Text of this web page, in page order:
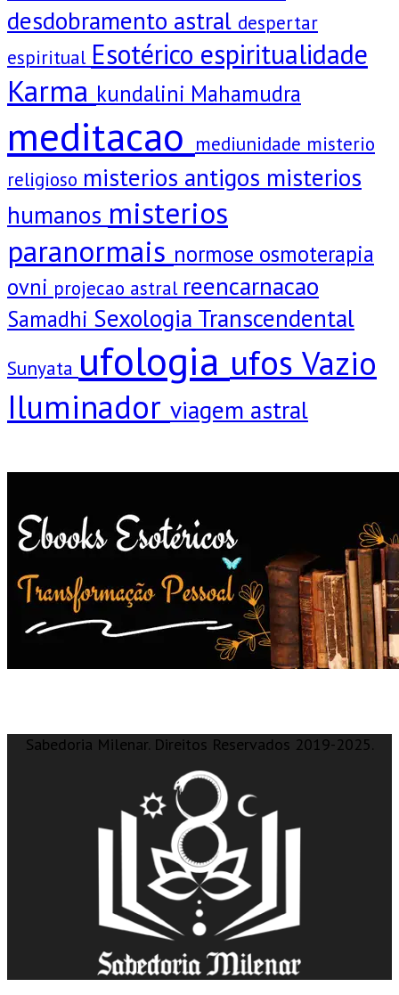
desdobramento astral despertar
espiritual Esotérico espiritualidade
Karma kundalini Mahamudra
meditacao mediunidade misterio
religioso misterios antigos misterios
humanos misterios
paranormais normose osmoterapia
ovni projecao astral reencarnacao
Samadhi Sexologia Transcendental
Sunyata ufologia ufos Vazio
Iluminador viagem astral
Sabedoria Milenar. Direitos Reservados 2019-2025.